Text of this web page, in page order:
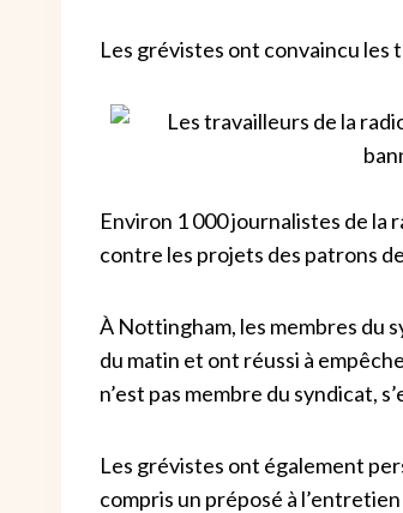
Les grévistes ont convaincu les
Environ 1 000 journalistes de la
contre les projets des patrons
À Nottingham, les membres du
du matin et ont réussi à
n’est pas membre du syndicat,
Les grévistes ont également
compris un préposé à l’entretien